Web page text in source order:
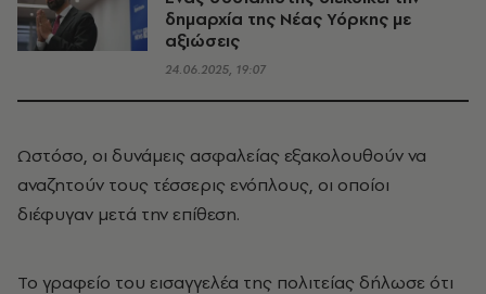
δημαρχία της Νέας Υόρκης με
αξιώσεις
24.06.2025, 19:07
Ωστόσο, οι δυνάμεις ασφαλείας εξακολουθούν να
αναζητούν τους τέσσερις ενόπλους, οι οποίοι
διέφυγαν μετά την επίθεση.
Το γραφείο του εισαγγελέα της πολιτείας δήλωσε ότι